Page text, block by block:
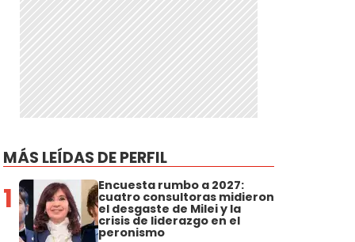
MÁS LEÍDAS DE PERFIL
1 Encuesta rumbo a 2027:
cuatro consultoras midieron
el desgaste de Milei y la
crisis de liderazgo en el
peronismo